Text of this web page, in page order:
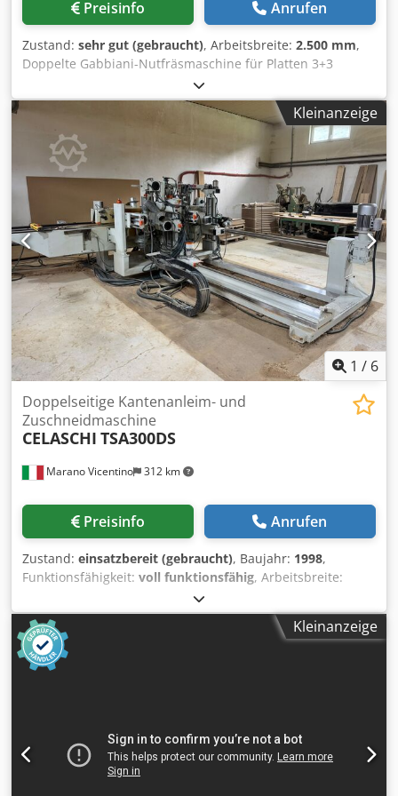
Preisinfo Anrufen
Zustand: sehr gut (gebraucht), Arbeitsbreite: 2.500 mm,
Doppelte Gabbiani-Nutfräsmaschine für Platten 3+3
Bearbeitungsaggregate Chodpfxezfvufj Aipsa Maximale
Arbeitsbreite 2500 mm Generalüberholt, funktionsfähig
Kleinanzeige
1 / 6
Marano Vicentino 312 km
Doppelseitige Kantenanleim- und
Zuschneidmaschine
CELASCHI TSA300DS
Preisinfo Anrufen
Zustand: einsatzbereit (gebraucht), Baujahr: 1998,
Funktionsfähigkeit: voll funktionsfähig, Arbeitsbreite:
5.000 kg
380 V, Ausstattung:Dokumentation/Handbuch,
Doppelseitige Formatiermaschine Celaschi TSA300DS
Bewegliche Schulteröffnung 3000 mm über Touchpanel
Minimale Arbeitsbreite 200 mm Chodpfszfvtnjx Aipea 5+5
Steuerung Verstellbare Vorschubgeschwindigkeit
(min/max) (m/min) 4-24
Kleinanzeige